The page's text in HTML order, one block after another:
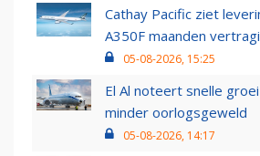
Cathay Pacific ziet
A350F maanden
05-08-2026, 15:25
El Al noteert snelle
minder oorlogsgeweld
05-08-2026, 14:17